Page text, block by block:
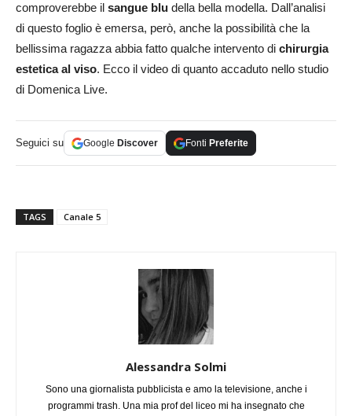
comproverebbe il sangue blu della bella modella. Dall’analisi
di questo foglio è emersa, però, anche la possibilità che la
bellissima ragazza abbia fatto qualche intervento di chirurgia
estetica al viso. Ecco il video di quanto accaduto nello studio
di Domenica Live.
Seguici su Google Discover Fonti Preferite
TAGS Canale 5
Alessandra Solmi
Sono una giornalista pubblicista e amo la televisione, anche i
programmi trash. Una mia prof del liceo mi ha insegnato che